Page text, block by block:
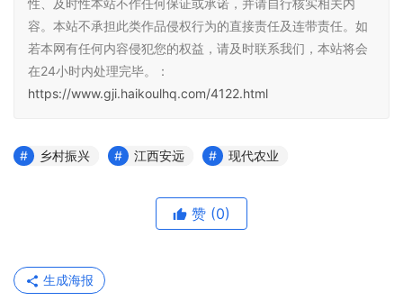
性、及时性本站不作任何保证或承诺，并请自行核实相关内
容。本站不承担此类作品侵权行为的直接责任及连带责任。如
若本网有任何内容侵犯您的权益，请及时联系我们，本站将会
在24小时内处理完毕。：
https://www.gji.haikoulhq.com/4122.html
乡村振兴 江西安远 现代农业
赞 (0)
生成海报